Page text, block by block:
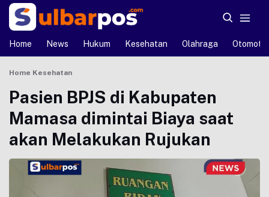
Home News Hukum Kesehatan Olahraga Otomotif
Home Kesehatan
Pasien BPJS di Kabupaten
Mamasa dimintai Biaya saat
akan Melakukan Rujukan